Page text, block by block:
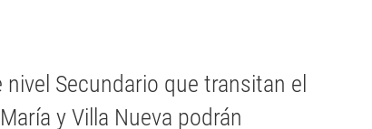
Secundario que transitan el
y Villa Nueva podrán